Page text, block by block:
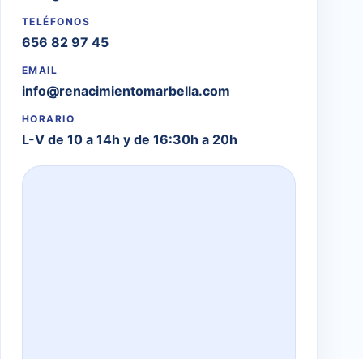
TELÉFONOS
656 82 97 45
EMAIL
info@renacimientomarbella.com
HORARIO
L-V de 10 a 14h y de 16:30h a 20h